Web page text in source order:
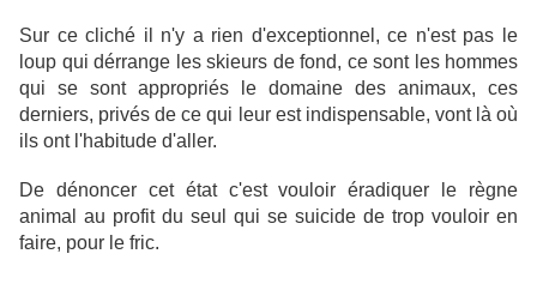
Sur ce cliché il n'y a rien d'exceptionnel, ce n'est pas le
loup qui dérrange les skieurs de fond, ce sont les hommes
qui se sont appropriés le domaine des animaux, ces
derniers, privés de ce qui leur est indispensable, vont là où
ils ont l'habitude d'aller.
De dénoncer cet état c'est vouloir éradiquer le règne
animal au profit du seul qui se suicide de trop vouloir en
faire, pour le fric.